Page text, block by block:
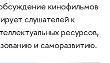
кинофильмов
слушателей к
ресурсов,
и саморазвитию.